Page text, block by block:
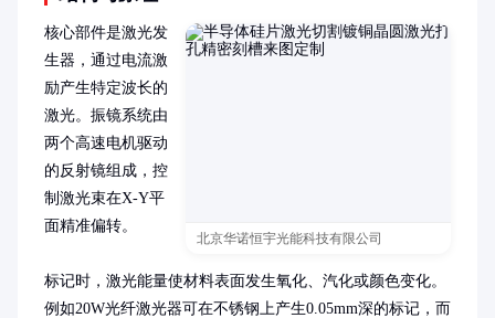
北京华诺恒宇光能科技有限公司
核心部件是激光发
生器，通过电流激
励产生特定波长的
激光。振镜系统由
两个高速电机驱动
的反射镜组成，控
制激光束在X-Y平
面精准偏转。
标记时，激光能量使材料表面发生氧化、汽化或颜色变化。
例如20W光纤激光器可在不锈钢上产生0.05mm深的标记，而